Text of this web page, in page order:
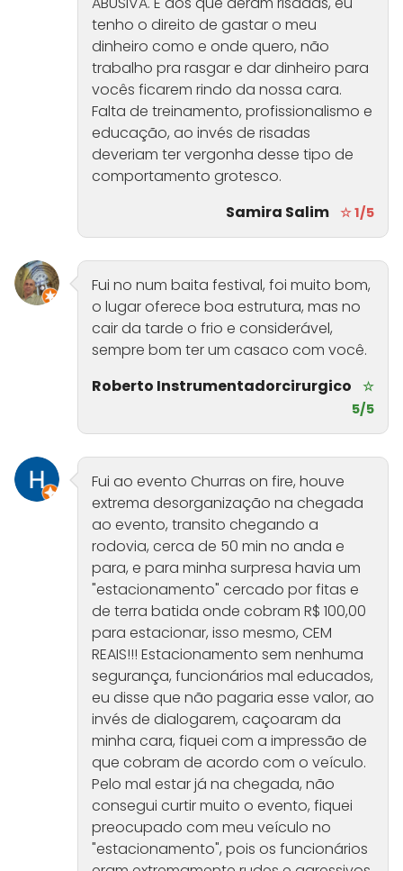
tenho o direito de gastar o meu
dinheiro como e onde quero, não
trabalho pra rasgar e dar dinheiro para
vocês ficarem rindo da nossa cara.
Falta de treinamento, profissionalismo e
educação, ao invés de risadas
deveriam ter vergonha desse tipo de
comportamento grotesco.
Samira Salim ☆ 1/5
Fui no num baita festival, foi muito bom,
o lugar oferece boa estrutura, mas no
cair da tarde o frio e considerável,
sempre bom ter um casaco com você.
Roberto Instrumentadorcirurgico
☆
5/5
Fui ao evento Churras on fire, houve
extrema desorganização na chegada
ao evento, transito chegando a
rodovia, cerca de 50 min no anda e
para, e para minha surpresa havia um
"estacionamento" cercado por fitas e
de terra batida onde cobram R$ 100,00
para estacionar, isso mesmo, CEM
REAIS!!! Estacionamento sem nenhuma
segurança, funcionários mal educados,
eu disse que não pagaria esse valor, ao
invés de dialogarem, caçoaram da
minha cara, fiquei com a impressão de
que cobram de acordo com o veículo.
Pelo mal estar já na chegada, não
consegui curtir muito o evento, fiquei
preocupado com meu veículo no
"estacionamento", pois os funcionários